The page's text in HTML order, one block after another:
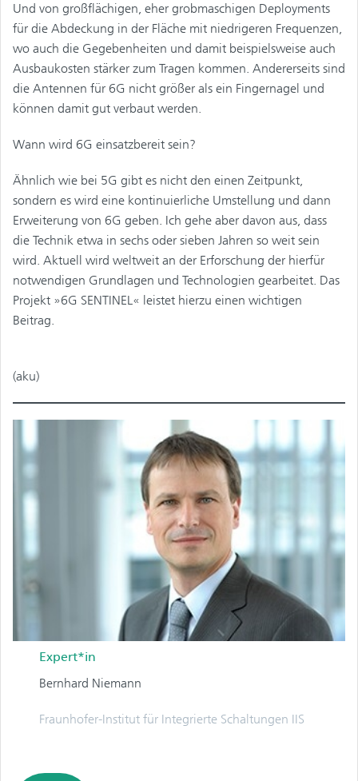
Und von großflächigen, eher grobmaschigen Deployments
für die Abdeckung in der Fläche mit niedrigeren Frequenzen,
wo auch die Gegebenheiten und damit beispielsweise auch
Ausbaukosten stärker zum Tragen kommen. Andererseits sind
die Antennen für 6G nicht größer als ein Fingernagel und
können damit gut verbaut werden.
Wann wird 6G einsatzbereit sein?
Ähnlich wie bei 5G gibt es nicht den einen Zeitpunkt,
sondern es wird eine kontinuierliche Umstellung und dann
Erweiterung von 6G geben. Ich gehe aber davon aus, dass
die Technik etwa in sechs oder sieben Jahren so weit sein
wird. Aktuell wird weltweit an der Erforschung der hierfür
notwendigen Grundlagen und Technologien gearbeitet. Das
Projekt »6G SENTINEL« leistet hierzu einen wichtigen
Beitrag.
(aku)
Expert*in
Bernhard Niemann
Fraunhofer-Institut für Integrierte Schaltungen IIS